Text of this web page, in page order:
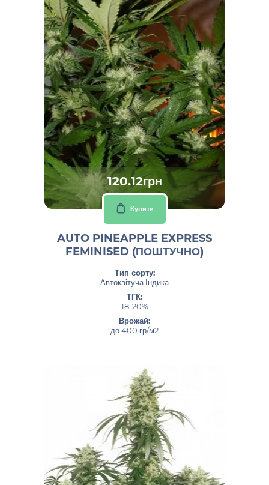
120.12грн
Купити
AUTO PINEAPPLE EXPRESS
FEMINISED (ПОШТУЧНО)
Тип сорту:
Автоквітуча Індика
ТГК:
18-20%
Врожай:
до 400 гр/м2